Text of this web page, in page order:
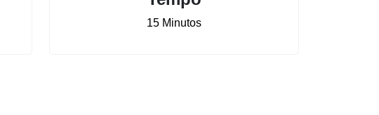
15 Minutos